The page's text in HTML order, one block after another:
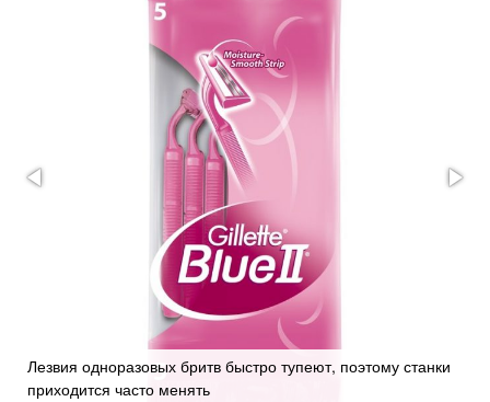
Лезвия одноразовых бритв быстро тупеют, поэтому станки
приходится часто менять